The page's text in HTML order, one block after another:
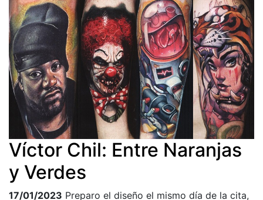
Víctor Chil: Entre Naranjas
y Verdes
17/01/2023 Preparo el diseño el mismo día de la cita,